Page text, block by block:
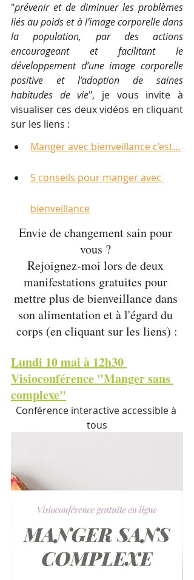
"prévenir et de diminuer les problèmes
liés au poids et à l’image corporelle dans
la population, par des actions
encourageant et facilitant le
développement d’une image corporelle
positive et l’adoption de saines
habitudes de vie", je vous invite à
visualiser ces deux vidéos en cliquant
sur les liens :
Manger avec bienveillance c’est…
5 conseils pour manger avec
bienveillance
Envie de changement sain pour
vous ?
Rejoignez-moi lors de deux
manifestations gratuites pour
mettre plus de bienveillance dans
son alimentation et à l'égard du
corps (en cliquant sur les liens) :
Lundi 10 mai à 12h30
Visioconférence "Manger sans
complexe"
Conférence interactive accessible à
tous